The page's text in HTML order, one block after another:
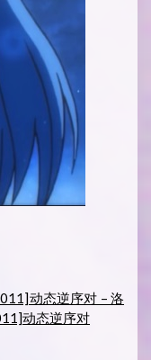
动态逆序对 – 洛
动态逆序对